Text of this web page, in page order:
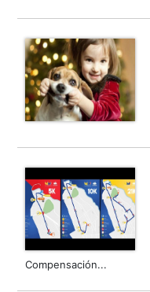
Compensación...